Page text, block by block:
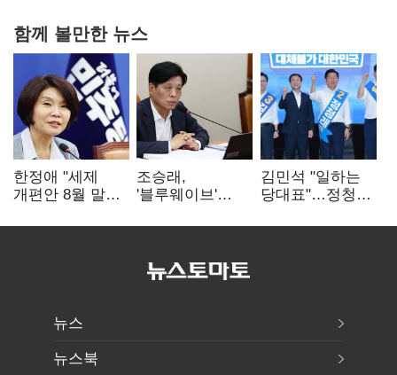
함께 볼만한 뉴스
한정애 "세제
개편안 8월 말
공급도 논의"
조승래,
'블루웨이브'
사과 "무거운
김민석 "일하는
당대표"…정청래
중요"
뉴스
뉴스북